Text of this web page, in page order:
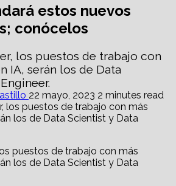
estos nuevos
conócelos
los puestos de trabajo con
IA, serán los de Data
22 mayo, 2023 2 minutes read
puestos de trabajo con más
los de Data Scientist y Data